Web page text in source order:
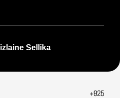
Sellika
+925